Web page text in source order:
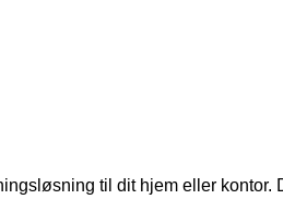
til dit hjem eller